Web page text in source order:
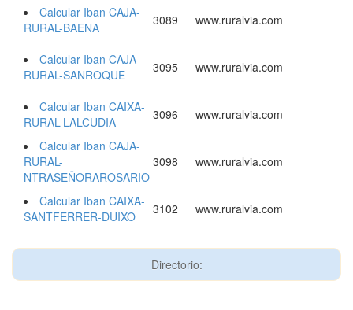
Calcular Iban CAJA-
RURAL-BAENA
3089 www.ruralvia.com
Calcular Iban CAJA-
RURAL-SANROQUE
3095 www.ruralvia.com
Calcular Iban CAIXA-
RURAL-LALCUDIA
3096
www.ruralvia.com
Calcular Iban CAJA-
RURAL-
NTRASEÑORAROSARIO
3098 www.ruralvia.com
Calcular Iban CAIXA-
SANTFERRER-DUIXO
3102 www.ruralvia.com
Directorio: